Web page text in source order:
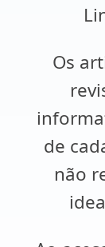
Os
de
não